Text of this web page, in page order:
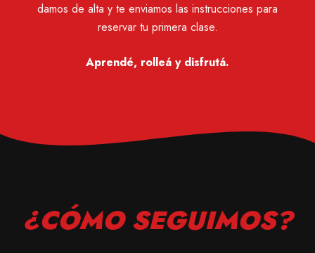
damos de alta y te enviamos las instrucciones para
reservar tu primera clase.
Aprendé, rolleá y disfrutá.
¿CÓMO SEGUIMOS?